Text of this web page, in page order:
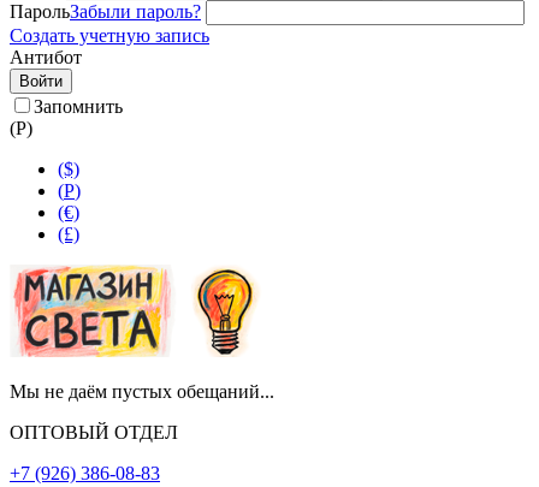
ПарольЗабыли пароль?
Создать учетную запись
Антибот
Войти
Запомнить
(Р)
($)
(Р)
(€)
(£)
Мы не даём пустых обещаний...
ОПТОВЫЙ ОТДЕЛ
+7 (926) 386-08-83